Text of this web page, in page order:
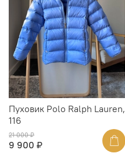
Пуховик Polo Ralph Lauren,
116
21 000 ₽
9 900 ₽